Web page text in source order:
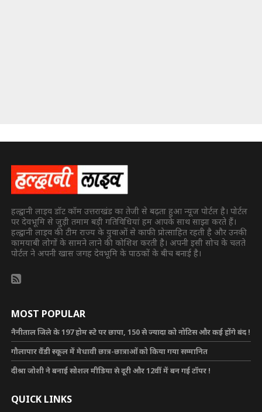
हल्द्वानी लाइव डॉट कॉम उत्तराखंड का तेजी से बढ़ता हुआ न्यूज पोर्टल है। पोर्टल
पर देवभूमि से जुड़ी तमाम बड़ी गतिविधियां हम आपके साथ साझा करते हैं।
हल्द्वानी लाइव की टीम राज्य के युवाओं से काफी प्रोत्साहित रहती है और उनकी
कामयाबी लोगों के सामने लाने की कोशिश करती है। अपनी इसी सोच के चलते
पोर्टल ने अपनी खास जगह देवभूमि के पाठकों के बीच बनाई है।
MOST POPULAR
नैनीताल जिले के 197 होम स्टे पर छापा, 150 से ज्यादा को नोटिस और कई होंगे बंद !
गौलापार वैंडी स्कूल में मेधावी छात्र-छात्राओं को किया गया सम्मानित
दीश्रा जोशी ने बनाई सोशल मीडिया से दूरी और 12वीं में बन गई टॉपर !
QUICK LINKS